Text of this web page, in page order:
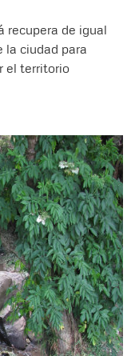
recupera de igual
la ciudad para
el territorio